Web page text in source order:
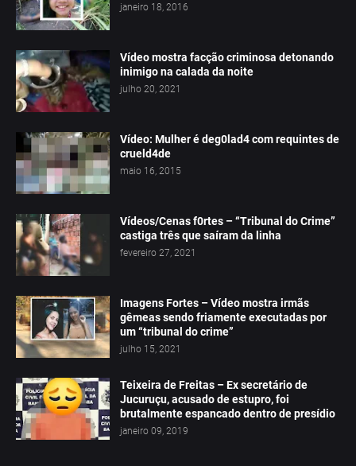
janeiro 18, 2016
Vídeo mostra facção criminosa detonando
inimigo na calada da noite
julho 20, 2021
Vídeo: Mulher é deg0lad4 com requintes de
crueld4de
maio 16, 2015
Vídeos/Cenas f0rtes – “Tribunal do Crime”
castiga três que saíram da linha
fevereiro 27, 2021
Imagens Fortes – Vídeo mostra irmãs
gêmeas sendo friamente executadas por
um “tribunal do crime”
julho 15, 2021
Teixeira de Freitas – Ex secretário de
Jucuruçu, acusado de estupro, foi
brutalmente espancado dentro de presídio
janeiro 09, 2019